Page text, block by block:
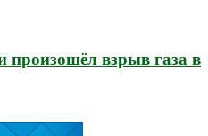
произошёл взрыв газа в